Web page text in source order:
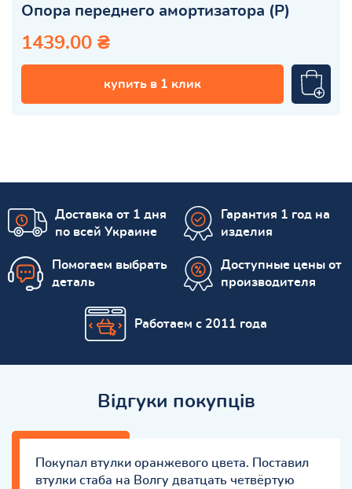
Опора переднего амортизатора (Р)
1439.00 ₴
купить в 1 клик
Доставка от 1 дня
по всей Украине
Гарантия 1 год на
изделия
Помогаем выбрать
деталь
Доступные цены от
производителя
Работаем с 2011 года
Відгуки покупців
Покупал втулки оранжевого цвета. Поставил
втулки стаба на Волгу дватцать четвёртую